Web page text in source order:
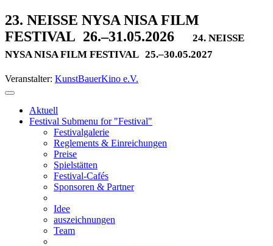
23. NEISSE NYSA NISA FILM
FESTIVAL 26.–31.05.2026
24. NEISSE
NYSA NISA FILM FESTIVAL 25.–30.05.2027
Veranstalter: KunstBauerKino e.V.
Aktuell
Festival Submenu for "Festival"
Festivalgalerie
Reglements & Einreichungen
Preise
Spielstätten
Festival-Cafés
Sponsoren & Partner
Idee
auszeichnungen
Team